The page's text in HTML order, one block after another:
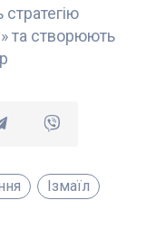
стратегію
та створюють
Ізмаїл